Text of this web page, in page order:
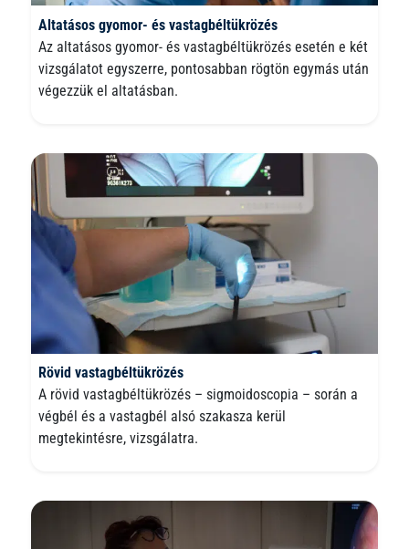
Altatásos gyomor- és vastagbéltükrözés
Az altatásos gyomor- és vastagbéltükrözés esetén e két
vizsgálatot egyszerre, pontosabban rögtön egymás után
végezzük el altatásban.
Rövid vastagbéltükrözés
A rövid vastagbéltükrözés – sigmoidoscopia – során a
végbél és a vastagbél alsó szakasza kerül
megtekintésre, vizsgálatra.